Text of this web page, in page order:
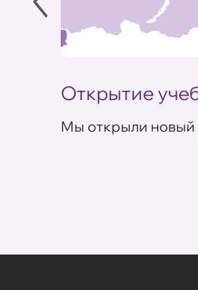
Открытие
Мы открыли новый